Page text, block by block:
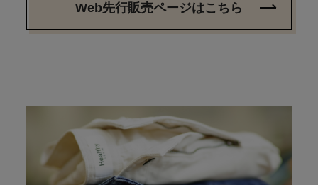
Web先行販売ページはこちら
Web先行販売ページはこちら